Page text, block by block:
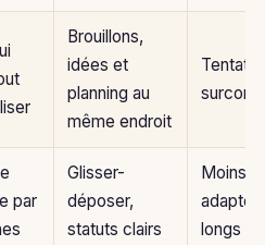
Brouillons,
idées et
planning au
même endroit
par
Glisser-
déposer,
statuts clairs
Moins
adapté
longs